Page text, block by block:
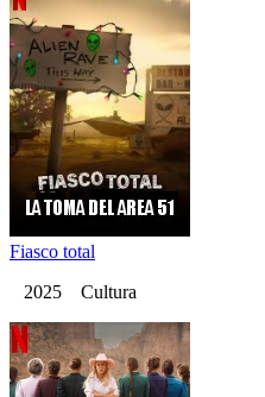
Fiasco total
2025 Cultura